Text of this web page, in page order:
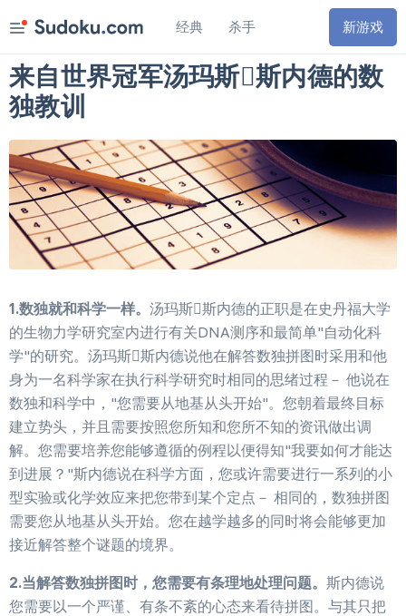
16天
07天23 时
沙漠世界
锦标赛
8月9日
每日挑战
奖品
设置
经典 杀手 新游戏
沙漠世界
淡紫色玫瑰
简单
困难
专家
大师
极限
来自世界冠军汤玛斯斯内德的数
独教训
1.数独就和科学一样。 汤玛斯斯内德的正职是在史丹福大学
的生物力学研究室内进行有关DNA测序和最简单"自动化科
学"的研究。汤玛斯斯内德说他在解答数独拼图时采用和他
身为一名科学家在执行科学研究时相同的思绪过程－ 他说在
数独和科学中，"您需要从地基从头开始"。您朝着最终目标
建立势头，并且需要按照您所知和您所不知的资讯做出调
解。您需要培养您能够遵循的例程以便得知"我要如何才能达
到进展？"斯内德说在科学方面，您或许需要进行一系列的小
型实验或化学效应来把您带到某个定点－ 相同的，数独拼图
需要您从地基从头开始。您在越学越多的同时将会能够更加
接近解答整个谜题的境界。
2.当解答数独拼图时，您需要有条理地处理问题。 斯内德说
您需要以一个严谨、有条不紊的心态来看待拼图。与其只把